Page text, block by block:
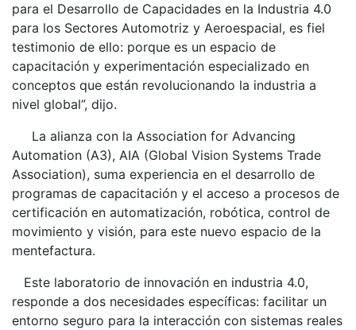
para el Desarrollo de Capacidades en la Industria 4.0
para los Sectores Automotriz y Aeroespacial, es fiel
testimonio de ello: porque es un espacio de
capacitación y experimentación especializado en
conceptos que están revolucionando la industria a
nivel global”, dijo.
La alianza con la Association for Advancing
Automation (A3), AIA (Global Vision Systems Trade
Association), suma experiencia en el desarrollo de
programas de capacitación y el acceso a procesos de
certificación en automatización, robótica, control de
movimiento y visión, para este nuevo espacio de la
mentefactura.
Este laboratorio de innovación en industria 4.0,
responde a dos necesidades específicas: facilitar un
entorno seguro para la interacción con sistemas reales